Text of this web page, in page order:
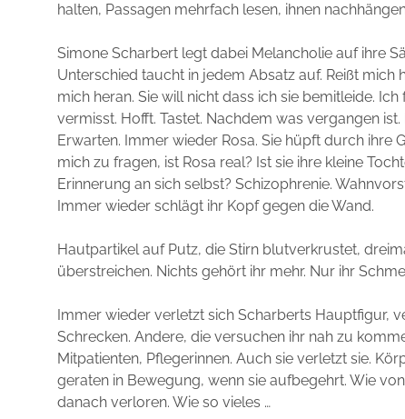
halten, Passagen mehrfach lesen, ihnen
Simone Scharbert legt dabei Melancholie auf ihre
Unterschied taucht in jedem Absatz auf. Reißt mich
mich heran. Sie will nicht dass ich sie bemitleide. Ich
vermisst. Hofft. Tastet. Nachdem was vergangen
Erwarten. Immer wieder Rosa. Sie hüpft durch ihre
mich zu fragen, ist Rosa real? Ist sie ihre kleine
Erinnerung an sich selbst? Schizophrenie.
Immer wieder schlägt ihr Kopf gegen die Wand.
Hautpartikel auf Putz, die Stirn blutverkrustet,
überstreichen. Nichts gehört ihr mehr. Nur ihr
Immer wieder verletzt sich Scharberts Hauptfigur,
Schrecken. Andere, die versuchen ihr nah zu
Mitpatienten, Pflegerinnen. Auch sie verletzt sie.
geraten in Bewegung, wenn sie aufbegehrt. Wie
danach verloren. Wie so vieles …